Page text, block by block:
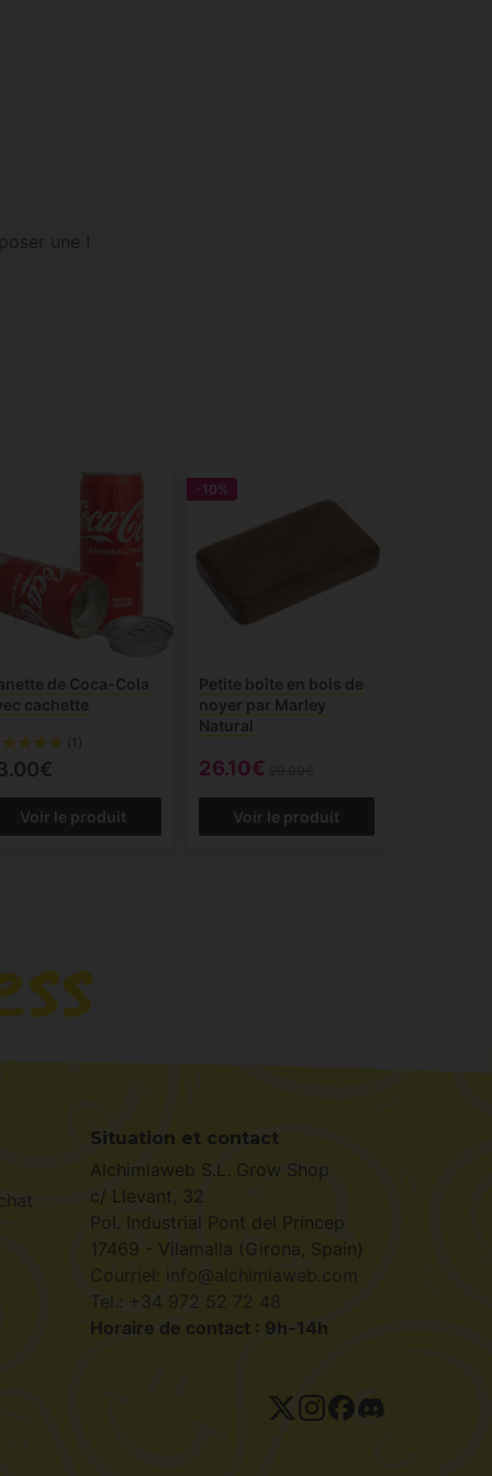
une !
de Coca-Cola
cachette
(1)
Voir le produit
-10%
Petite boîte en bois de
noyer par Marley
Natural
26.10€
Voir le produit
Situation et contact
Alchimiaweb S.L. Grow Shop
c/ Llevant, 32
Pol. Industrial Pont del Príncep
17469 - Vilamalla (Girona, Spain)
Courriel: info@alchimiaweb.com
Tel.: +34 972 52 72 48
Horaire de contact : 9h-14h